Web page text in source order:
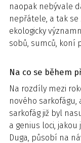
naopak nebývale
nepřátele, a tak
ekologicky
sobů, sumců, koní
Na co se během
Na rozdíly mezi
nového sarkofágu,
sarkofág již byl
a genius loci,
Duga, působí na